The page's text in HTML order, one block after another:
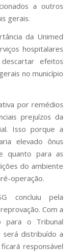
a outros
gerais.
da Unimed
hospitalares
efeitos
no município
por remédios
prejuízos da
Isso porque a
elevado ônus
quanto para as
do ambiente
operação.
concluiu pela
Com a
para o Tribunal
será distribuído a
responsável